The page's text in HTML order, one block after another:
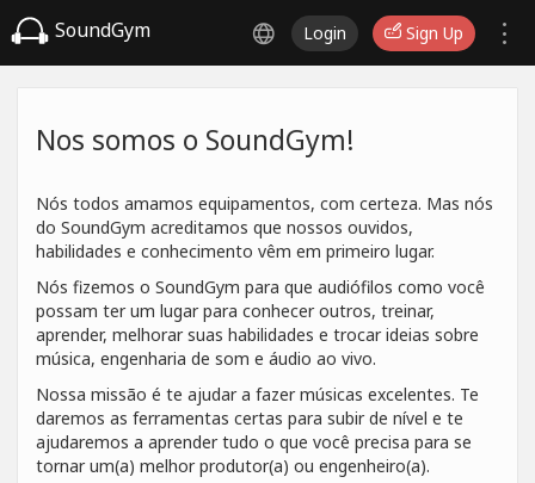
SoundGym Login Sign Up
Nos somos o SoundGym!
Nós todos amamos equipamentos, com certeza. Mas nós
do SoundGym acreditamos que nossos ouvidos,
habilidades e conhecimento vêm em primeiro lugar.
Nós fizemos o SoundGym para que audiófilos como você
possam ter um lugar para conhecer outros, treinar,
aprender, melhorar suas habilidades e trocar ideias sobre
música, engenharia de som e áudio ao vivo.
Nossa missão é te ajudar a fazer músicas excelentes. Te
daremos as ferramentas certas para subir de nível e te
ajudaremos a aprender tudo o que você precisa para se
tornar um(a) melhor produtor(a) ou engenheiro(a).